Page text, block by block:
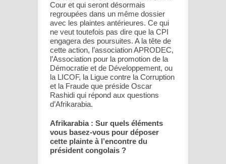
Cour et qui seront désormais
regroupées dans un même dossier
avec les plaintes antérieures. Ce qui
ne veut toutefois pas dire que la CPI
engagera des poursuites. A la tête de
cette action, l’association APRODEC,
l’Association pour la promotion de la
Démocratie et de Développement, ou
la LICOF, la Ligue contre la Corruption
et la Fraude que préside Oscar
Rashidi qui répond aux questions
d’Afrikarabia.
Afrikarabia : Sur quels éléments
vous basez-vous pour déposer
cette plainte à l’encontre du
président congolais ?